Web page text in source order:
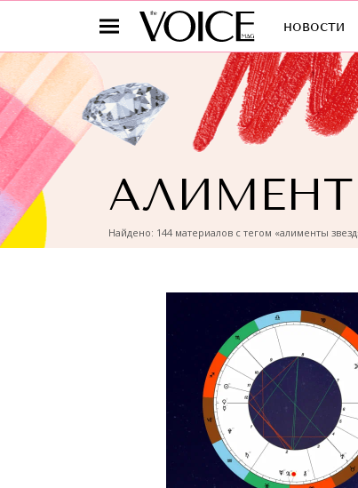
новости
Найдено: 144 материалов с тегом «алименты